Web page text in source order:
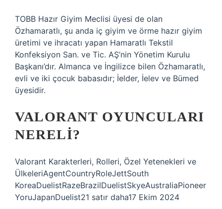
TOBB Hazır Giyim Meclisi üyesi de olan
Özhamaratlı, şu anda iç giyim ve örme hazır giyim
üretimi ve ihracatı yapan Hamaratlı Tekstil
Konfeksiyon San. ve Tic. AŞ’nin Yönetim Kurulu
Başkanı’dır. Almanca ve İngilizce bilen Özhamaratlı,
evli ve iki çocuk babasıdır; İelder, İelev ve Bümed
üyesidir.
VALORANT OYUNCULARI
NERELI?
Valorant Karakterleri, Rolleri, Özel Yetenekleri ve
ÜlkeleriAgentCountryRoleJettSouth
KoreaDuelistRazeBrazilDuelistSkyeAustraliaPioneer
YoruJapanDuelist21 satır daha17 Ekim 2024